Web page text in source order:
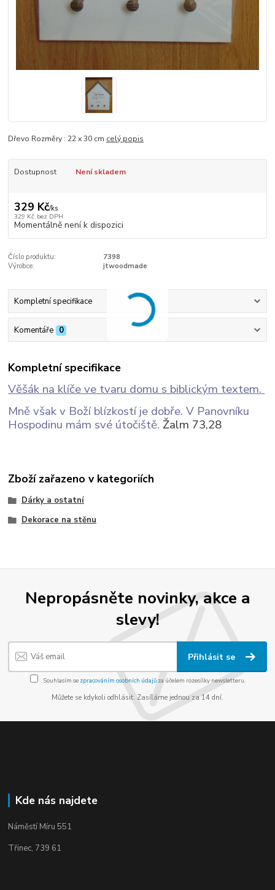
Dřevo Rozměry : 22 x 30 cm celý popis
Dostupnost Není skladem
329 Kč/ks
329 Kč bez DPH
Momentálně není k dispozici
Číslo produktu:
7398
Výrobce:
jtwoodmade
Kompletní specifikace
Komentáře 0
Kompletní specifikace
Věšák na klíče ve tvaru domu s biblickým textem.
Mně však v Boží blízkostí je dobře. V Panovníku
Hospodinu mám své útočiště. Žalm 73,28
Zboží zařazeno v kategoriích
Dárky a ostatní
Dekorace na stěnu
Nepropásněte novinky, akce a
slevy!
Přihlásit se
Souhlasím se zpracováním osobních údajůza účelem rozesílky newsletteru.
Můžete se kdykoli odhlásit. Zasíláme jednou za 14 dní.
Kde nás najdete
Náměstí Míru 551
Třinec, 739 61